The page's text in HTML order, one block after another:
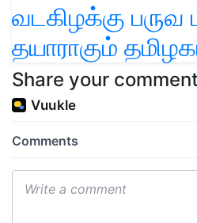
வடகிழக்கு
தயாராகும்
Share your